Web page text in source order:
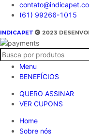
(61) 99266-1015
INDICAPET 2023
Menu
BENEFÍCIOS
QUERO ASSINAR
VER CUPONS
Home
Sobre nós